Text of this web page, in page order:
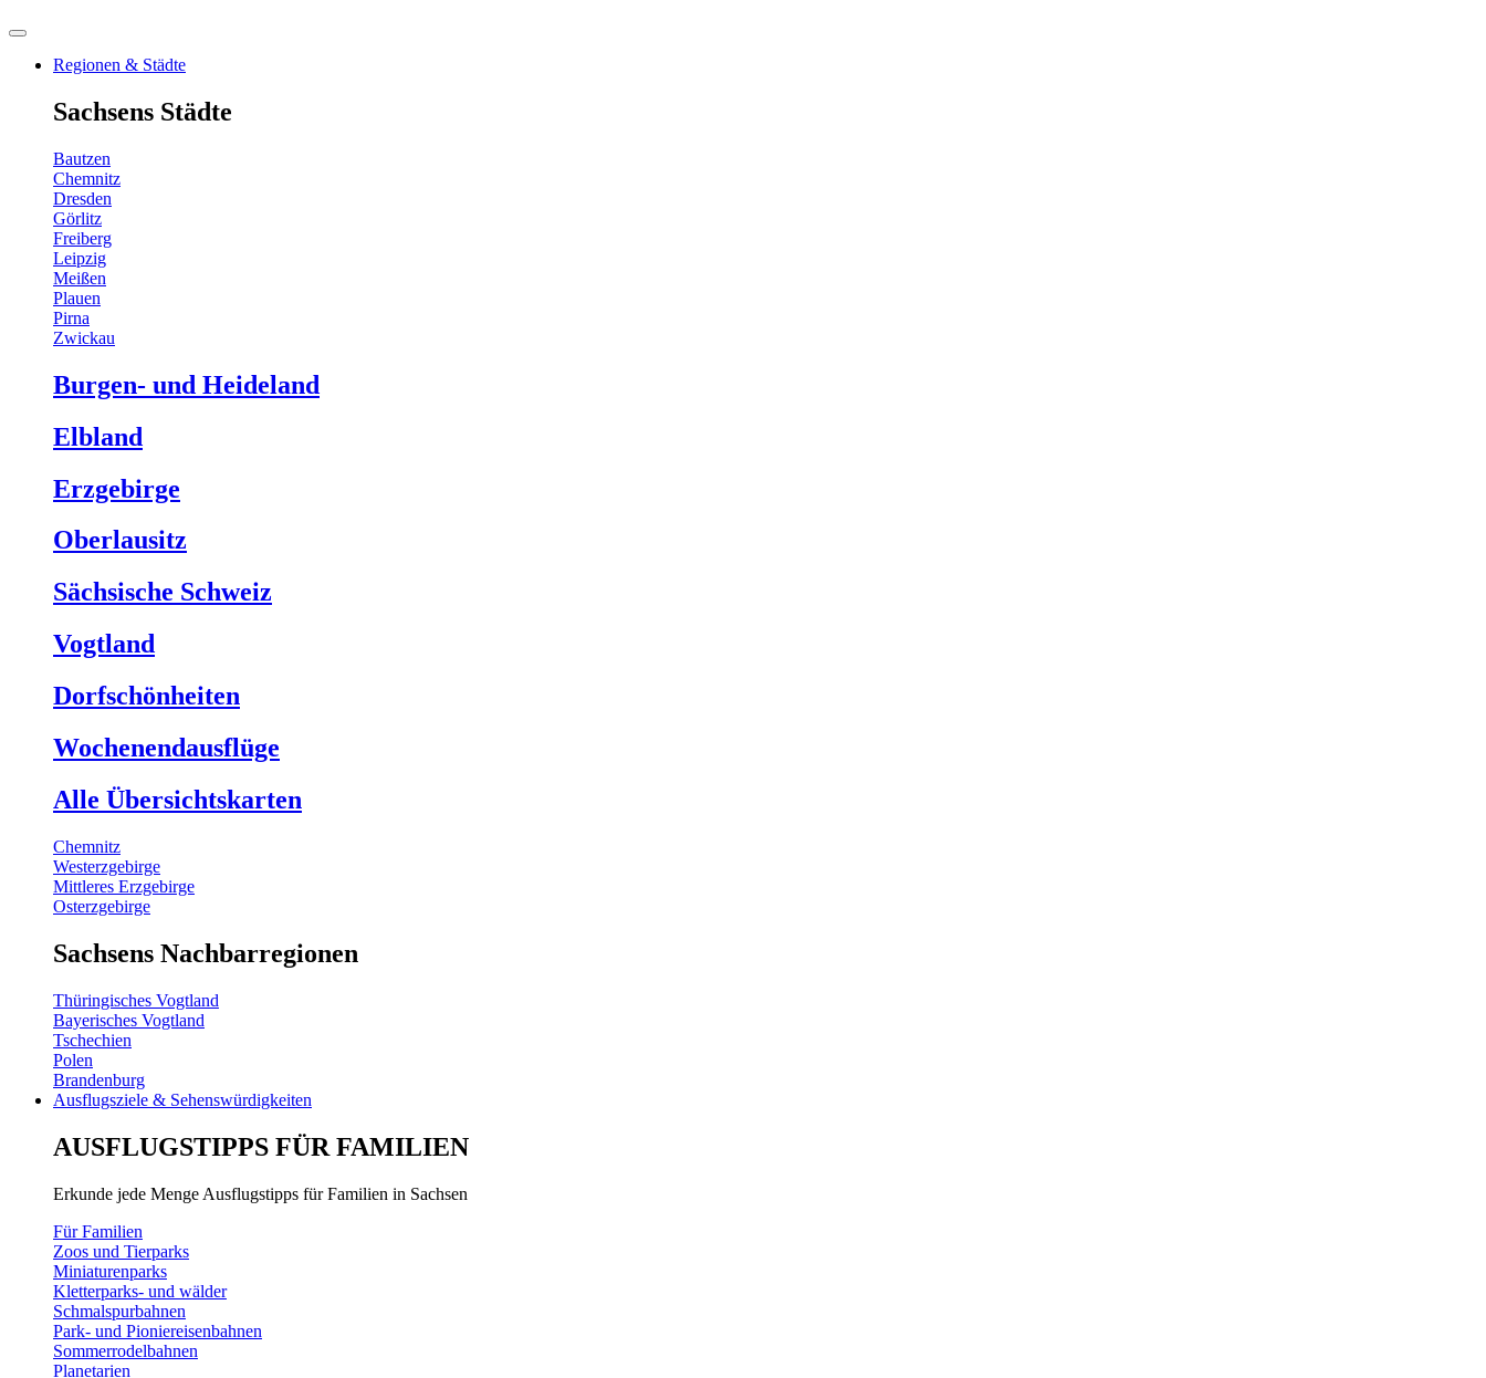
Regionen & Städte
Sachsens Städte
Bautzen
Chemnitz
Dresden
Görlitz
Freiberg
Leipzig
Meißen
Plauen
Pirna
Zwickau
Burgen- und Heideland
Elbland
Erzgebirge
Oberlausitz
Sächsische Schweiz
Vogtland
Dorfschönheiten
Wochenendausflüge
Alle Übersichtskarten
Chemnitz
Westerzgebirge
Mittleres Erzgebirge
Osterzgebirge
Sachsens Nachbarregionen
Thüringisches Vogtland
Bayerisches Vogtland
Tschechien
Polen
Brandenburg
Ausflugsziele & Sehenswürdigkeiten
AUSFLUGSTIPPS FÜR FAMILIEN
Erkunde jede Menge Ausflugstipps für Familien in Sachsen
Für Familien
Zoos und Tierparks
Miniaturenparks
Kletterparks- und wälder
Schmalspurbahnen
Park- und Pioniereisenbahnen
Sommerrodelbahnen
Planetarien